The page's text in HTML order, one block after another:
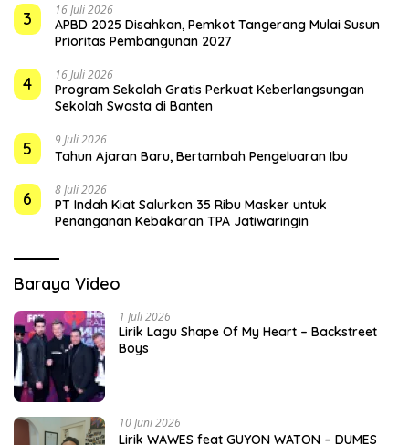
3 16 Juli 2026
APBD 2025 Disahkan, Pemkot Tangerang Mulai Susun
Prioritas Pembangunan 2027
4 16 Juli 2026
Program Sekolah Gratis Perkuat Keberlangsungan
Sekolah Swasta di Banten
5 9 Juli 2026
Tahun Ajaran Baru, Bertambah Pengeluaran Ibu
6 8 Juli 2026
PT Indah Kiat Salurkan 35 Ribu Masker untuk
Penanganan Kebakaran TPA Jatiwaringin
Baraya Video
1 Juli 2026
Lirik Lagu Shape Of My Heart – Backstreet
Boys
10 Juni 2026
Lirik WAWES feat GUYON WATON – DUMES